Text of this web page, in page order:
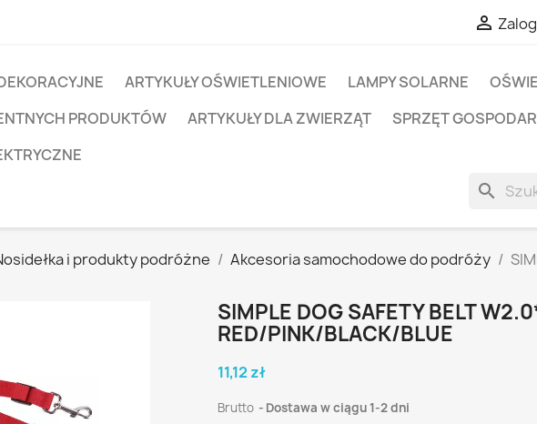

ARTYKUŁY OŚWIETLENIOWE LAMPY SOLARNE
PRODUKTÓW
ARTYKUŁY DLA ZWIERZĄT
SPRZĘT
search
i produkty podróżne Akcesoria samochodowe do podróży
SIMPLE DOG SAFETY BELT
RED/PINK/BLACK/BLUE
11,12 zł
Brutto Dostawa w ciągu 1-2 dni